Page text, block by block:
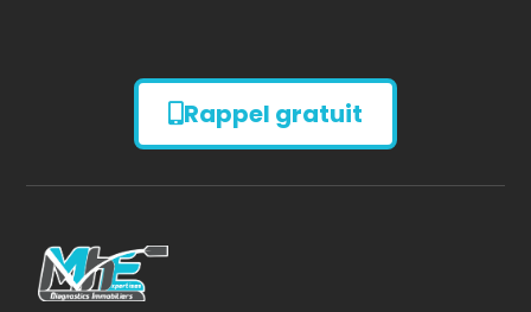
Diagnostic
AMIANTE
Rappel gratuit